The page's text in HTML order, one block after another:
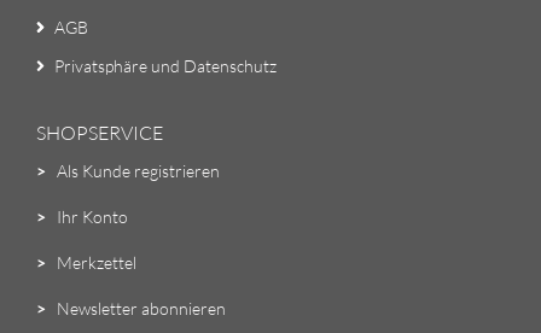
AGB
Privatsphäre und Datenschutz
SHOPSERVICE
> Als Kunde registrieren
> Ihr Konto
> Merkzettel
> Newsletter abonnieren